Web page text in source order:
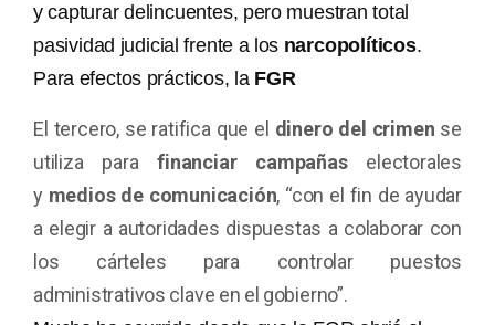
y capturar delincuentes, pero muestran total
pasividad judicial frente a los narcopolíticos.
Para efectos prácticos, la FGR
El tercero, se ratifica que el dinero del crimen se
utiliza parafinanciar campañaselectorales
y medios de comunicación, “con el fin de ayudar
a elegir a autoridades dispuestas a colaborar con
los cárteles para controlar puestos
administrativos clave en el gobierno”.